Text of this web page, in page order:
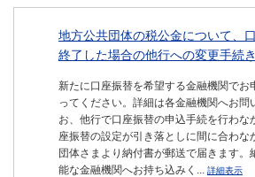
地方公共団体の税公金について、
終了した場合の他行への変更手続き
新たに口座振替を希望する金融機関でお
ってください。詳細は各金融機関へお問
お、他行で口座振替の申込手続を行わな
座振替の設定が引き落としに間に合わな
団体さまより納付書が郵送で届きます。
能な金融機関へお持ち込みく... 詳細表示